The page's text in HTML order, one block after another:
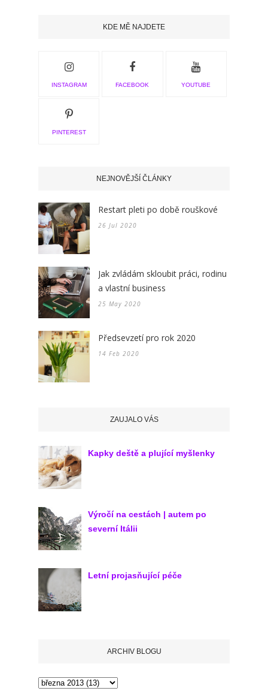
KDE MĚ NAJDETE
INSTAGRAM FACEBOOK YOUTUBE
PINTEREST
NEJNOVĚJŠÍ ČLÁNKY
Restart pleti po době rouškové
26 Jul 2020
Jak zvládám skloubit práci, rodinu
a vlastní business
25 May 2020
Předsevzetí pro rok 2020
14 Feb 2020
ZAUJALO VÁS
Kapky deště a plující myšlenky
Výročí na cestách | autem po
severní Itálii
Letní projasňující péče
ARCHIV BLOGU